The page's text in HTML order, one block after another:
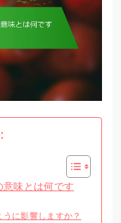
味とは何です
に影響しますか？